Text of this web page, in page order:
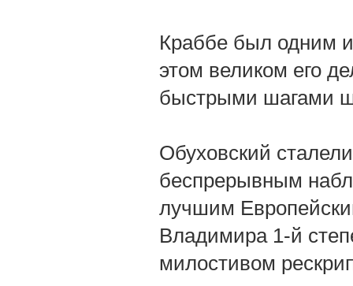
Краббе был одним
этом великом его
быстрыми шагами
Обуховский
беспрерывным
лучшим
Владимира 1-й
милостивом